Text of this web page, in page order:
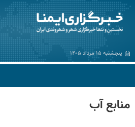
پنجشنبه ۱۵ مرداد ۱۴۰۵
منابع آب